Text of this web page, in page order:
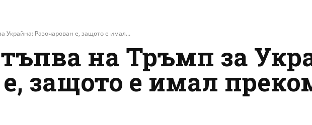
Украйна: Разочарован е, защото е имал...
на Тръмп за
защото е имал